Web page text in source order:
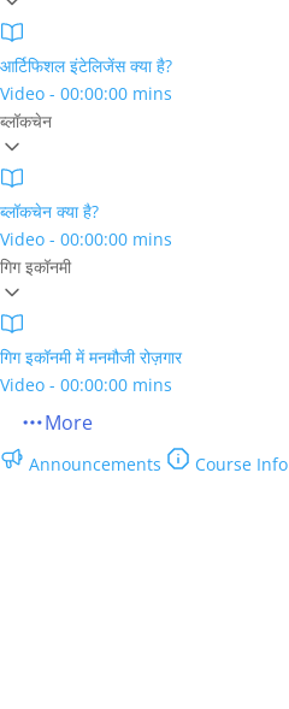
आर्टिफिशल इंटेलिजेंस क्या है?
Video - 00:00:00 mins
ब्लॉकचेन
ब्लॉकचेन क्या है?
Video - 00:00:00 mins
गिग इकॉनमी
गिग इकॉनमी में मनमौजी रोज़गार
Video - 00:00:00 mins
More
Announcements Course Info